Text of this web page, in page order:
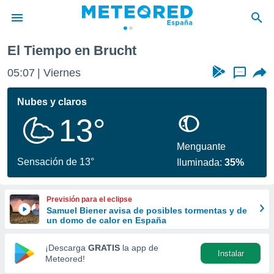
de
por
se
calidad.
a este
las
y
forma
digital
basada
El Tiempo en Brucht
05:07 Viernes ...
Nubes y claros
13°
Sensación de 13°
Menguante
Iluminada:35%
Previsión para el eclipse
Samuel Biener avisa de posibles tormentas y de
un domo de calor en España
¡Descarga GRATIS la app de
Meteored!
Instalar